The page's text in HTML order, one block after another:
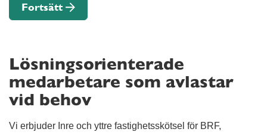
Fortsätt
Lösningsorienterade
medarbetare som avlastar
vid behov
Vi erbjuder Inre och yttre fastighetsskötsel för BRF,